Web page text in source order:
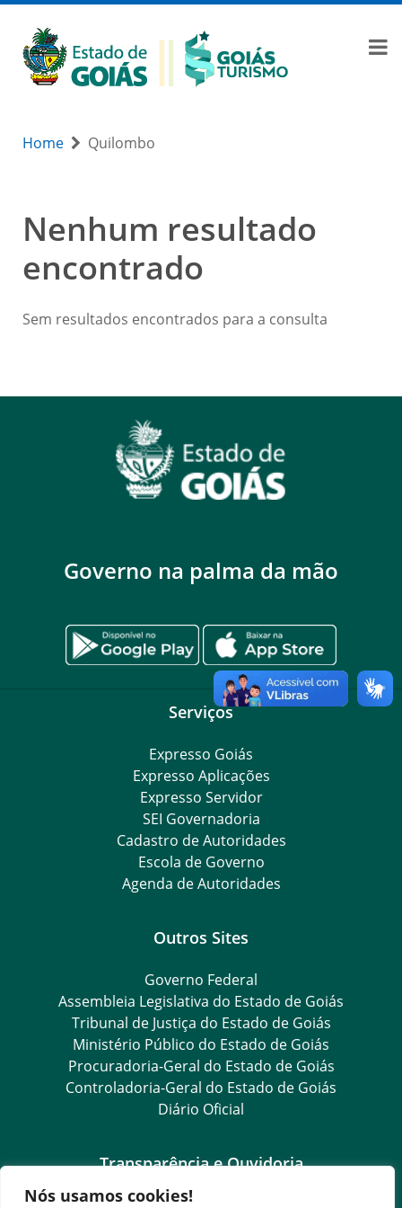
Nós usamos cookies!
Home Quilombo
Nenhum resultado
encontrado
Sem resultados encontrados para a consulta
Governo na palma da mão
Serviços
Expresso Goiás
Expresso Aplicações
Expresso Servidor
SEI Governadoria
Cadastro de Autoridades
Escola de Governo
Agenda de Autoridades
Outros Sites
Governo Federal
Assembleia Legislativa do Estado de Goiás
Tribunal de Justiça do Estado de Goiás
Ministério Público do Estado de Goiás
Procuradoria-Geral do Estado de Goiás
Controladoria-Geral do Estado de Goiás
Diário Oficial
Transparência e Ouvidoria